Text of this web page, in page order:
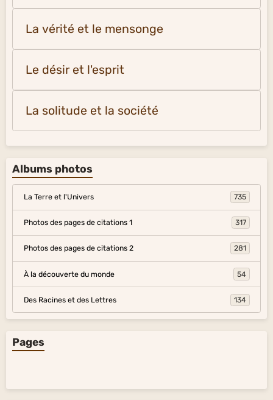
La vérité et le mensonge
Le désir et l'esprit
La solitude et la société
Albums photos
La Terre et l'Univers 735
Photos des pages de citations 1 317
Photos des pages de citations 2 281
À la découverte du monde 54
Des Racines et des Lettres 134
Pages